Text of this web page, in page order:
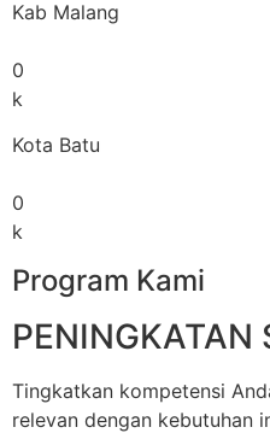
Kab Malang
0
k
Kota Batu
0
k
Program Kami
PENINGKATAN
Tingkatkan kompetensi
relevan dengan kebutuhan